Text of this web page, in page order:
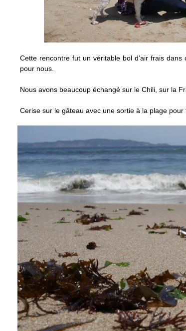
Cette rencontre fut un véritable bol d’air frais
pour nous.
Nous avons beaucoup échangé sur le Chili, sur la
Cerise sur le gâteau avec une sortie à la plage pour